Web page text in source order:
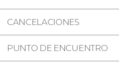
CANCELACIONES
PUNTO DE ENCUENTRO